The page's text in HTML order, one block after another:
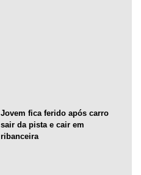
Jovem fica ferido após carro
sair da pista e cair em
ribanceira